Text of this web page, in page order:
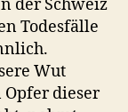
der Schweiz
Todesfälle
Wut
dieser